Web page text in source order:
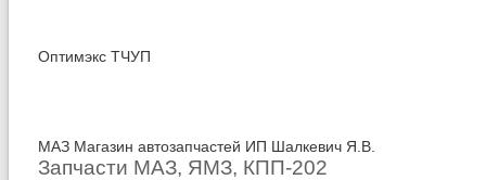
Оптимэкс ТЧУП
МАЗ Магазин автозапчастей ИП Шалкевич Я.В.
Запчасти МАЗ, ЯМЗ, КПП-202